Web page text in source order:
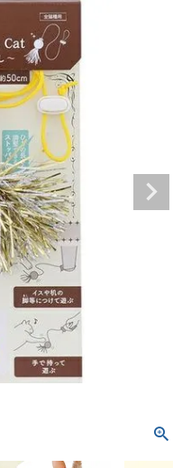
person 新規会員登録